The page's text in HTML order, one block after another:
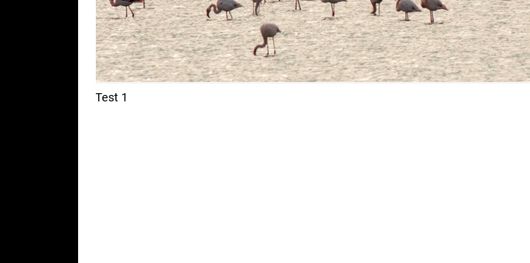
Test 1